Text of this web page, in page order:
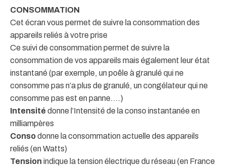
CONSOMMATION
Cet écran vous permet de suivre la consommation des
appareils reliés à votre prise
Ce suivi de consommation permet de suivre la
consommation de vos appareils mais également leur état
instantané (par exemple, un poêle à granulé qui ne
consomme pas n’a plus de granulé, un congélateur qui ne
consomme pas est en panne….)
Intensité donne l’Intensité de la conso instantanée en
milliampères
Consodonne la consommation actuelle des appareils
reliés (en Watts)
Tension indique la tension électrique du réseau (en France